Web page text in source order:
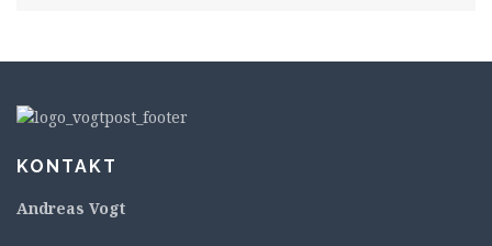
KONTAKT
Andreas Vogt